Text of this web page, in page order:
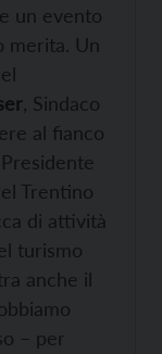
un evento
merita. Un
, Sindaco
al fianco
, Presidente
Trentino
di attività
turismo
anche il
– per